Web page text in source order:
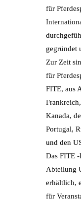
für
gegründet
Zur Zeit
für
FITE, aus
Kanada,
Portugal,
und den
Das FITE
Abteilung
erhältlich,
für